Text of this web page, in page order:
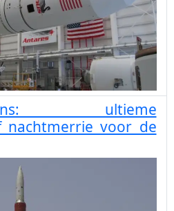
ultieme
nachtmerrie voor de